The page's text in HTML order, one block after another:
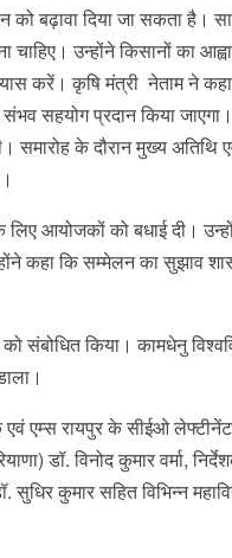
बढ़ावा दिया जा सकता है।
उन्होंने किसानों का
करें। कृषि मंत्री नेताम ने
सहयोग प्रदान किया जाएगा।
समारोह के दौरान मुख्य अतिथि
आयोजकों को बधाई दी।
कहा कि सम्मेलन का सुझाव
संबोधित किया। कामधेनु
एम्स रायपुर के सीईओ
डॉ. विनोद कुमार वर्मा,
कुमार सहित विभिन्न